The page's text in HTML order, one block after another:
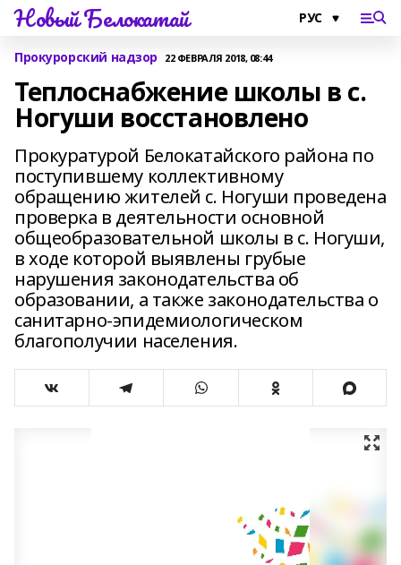
Новый Белокатай
Прокурорский надзор 22 ФЕВРАЛЯ 2018, 08:44
Теплоснабжение школы в с.
Ногуши восстановлено
Прокуратурой Белокатайского района по
поступившему коллективному
обращению жителей с. Ногуши проведена
проверка в деятельности основной
общеобразовательной школы в с. Ногуши,
в ходе которой выявлены грубые
нарушения законодательства об
образовании, а также законодательства о
санитарно-эпидемиологическом
благополучии населения.